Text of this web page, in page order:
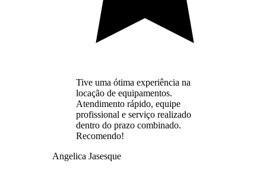
Tive uma ótima experiência na
locação de equipamentos.
Atendimento rápido, equipe
profissional e serviço realizado
dentro do prazo combinado.
Recomendo!
Angelica Jasesque